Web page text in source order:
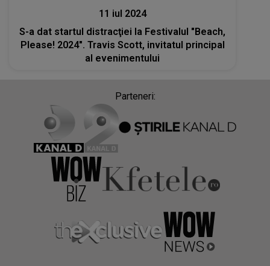
11 iul 2024
S-a dat startul distracţiei la Festivalul "Beach,
Please! 2024". Travis Scott, invitatul principal
al evenimentului
Parteneri: